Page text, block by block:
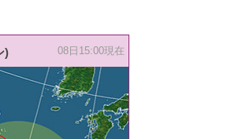
) 08日15:00現在